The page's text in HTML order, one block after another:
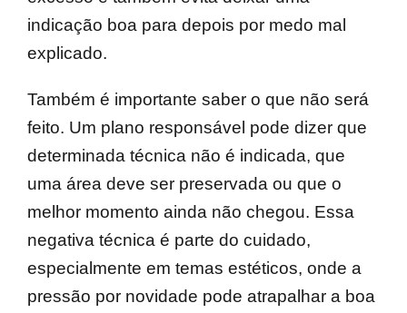
indicação boa para depois por medo mal
explicado.
Também é importante saber o que não será
feito. Um plano responsável pode dizer que
determinada técnica não é indicada, que
uma área deve ser preservada ou que o
melhor momento ainda não chegou. Essa
negativa técnica é parte do cuidado,
especialmente em temas estéticos, onde a
pressão por novidade pode atrapalhar a boa